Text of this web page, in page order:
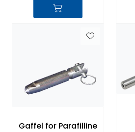
Gaffel for Parafilline